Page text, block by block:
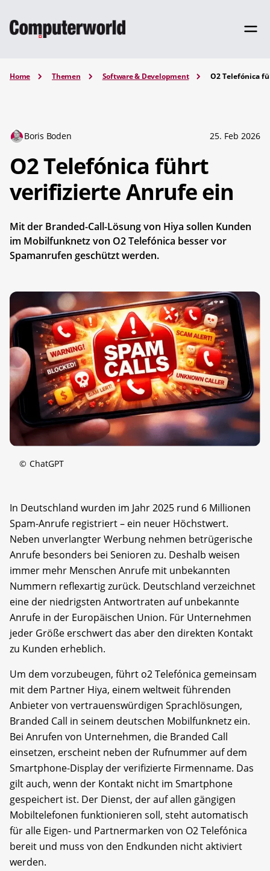
Home Themen Software & Development O2 Telefónica
Boris Boden 25. Feb 2026
O2 Telefónica führt
verifizierte Anrufe ein
Mit der Branded-Call-Lösung von Hiya sollen Kunden
im Mobilfunknetz von O2 Telefónica besser vor
Spamanrufen geschützt werden.
© ChatGPT
In Deutschland wurden im Jahr 2025 rund 6 Millionen
Spam-Anrufe registriert – ein neuer Höchstwert.
Neben unverlangter Werbung nehmen betrügerische
Anrufe besonders bei Senioren zu. Deshalb weisen
immer mehr Menschen Anrufe mit unbekannten
Nummern reflexartig zurück. Deutschland verzeichnet
eine der niedrigsten Antwortraten auf unbekannte
Anrufe in der Europäischen Union. Für Unternehmen
jeder Größe erschwert das aber den direkten Kontakt
zu Kunden erheblich.
Um dem vorzubeugen, führt o2 Telefónica gemeinsam
mit dem Partner Hiya, einem weltweit führenden
Anbieter von vertrauenswürdigen Sprachlösungen,
Branded Call in seinem deutschen Mobilfunknetz ein.
Bei Anrufen von Unternehmen, die Branded Call
einsetzen, erscheint neben der Rufnummer auf dem
Smartphone-Display der verifizierte Firmenname. Das
gilt auch, wenn der Kontakt nicht im Smartphone
gespeichert ist. Der Dienst, der auf allen gängigen
Mobiltelefonen funktionieren soll, steht automatisch
für alle Eigen- und Partnermarken von O2 Telefónica
bereit und muss von den Endkunden nicht aktiviert
werden.